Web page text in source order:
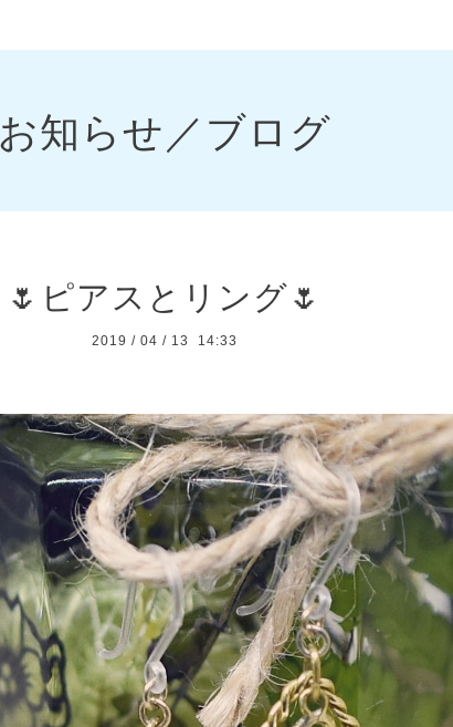
お知らせ／ブログ
🌷ピアスとリング🌷
2019 / 04 / 13 14:33